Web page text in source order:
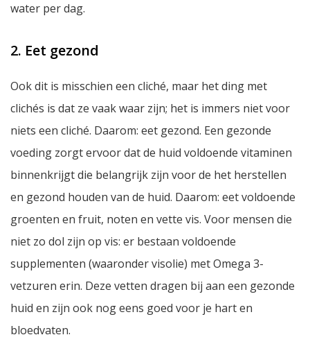
water per dag.
2. Eet gezond
Ook dit is misschien een cliché, maar het ding met
clichés is dat ze vaak waar zijn; het is immers niet voor
niets een cliché. Daarom: eet gezond. Een gezonde
voeding zorgt ervoor dat de huid voldoende vitaminen
binnenkrijgt die belangrijk zijn voor de het herstellen
en gezond houden van de huid. Daarom: eet voldoende
groenten en fruit, noten en vette vis. Voor mensen die
niet zo dol zijn op vis: er bestaan voldoende
supplementen (waaronder visolie) met Omega 3-
vetzuren erin. Deze vetten dragen bij aan een gezonde
huid en zijn ook nog eens goed voor je hart en
bloedvaten.